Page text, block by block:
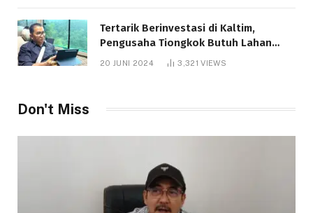
Tertarik Berinvestasi di Kaltim,
Pengusaha Tiongkok Butuh Lahan
1.000 Hektare
20 JUNI 2024 3,321VIEWS
Don't Miss